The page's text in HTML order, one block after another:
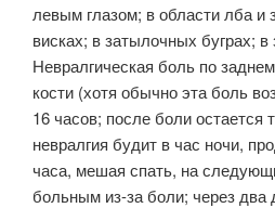
левым глазом; в области лба и
висках; в затылочных буграх;
Невралгическая боль по
кости (хотя обычно эта боль
16 часов; после боли остается
невралгия будит в час ночи,
часа, мешая спать, на
больным из-за боли; через два